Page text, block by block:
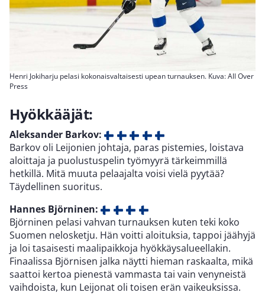
Henri Jokiharju pelasi kokonaisvaltaisesti upean turnauksen. Kuva: All Over
Press
Hyökkääjät:
Aleksander Barkov:
Barkov oli Leijonien johtaja, paras pistemies, loistava
aloittaja ja puolustuspelin työmyyrä tärkeimmillä
hetkillä. Mitä muuta pelaajalta voisi vielä pyytää?
Täydellinen suoritus.
Hannes Björninen:
Björninen pelasi vahvan turnauksen kuten teki koko
Suomen nelosketju. Hän voitti aloituksia, tappoi jäähyjä
ja loi tasaisesti maalipaikkoja hyökkäysalueellakin.
Finaalissa Björnisen jalka näytti hieman raskaalta, mikä
saattoi kertoa pienestä vammasta tai vain venyneistä
vaihdoista, kun Leijonat oli toisen erän vaikeuksissa.